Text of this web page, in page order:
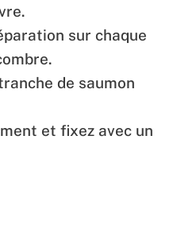
sur chaque
de saumon
et fixez avec un